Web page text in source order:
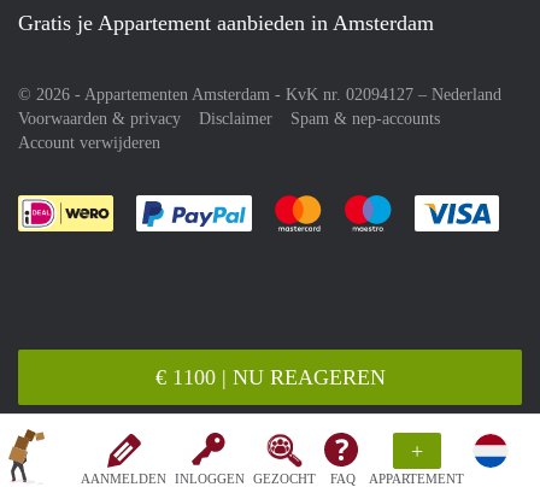
AANMELDEN INLOGGEN GEZOCHT FAQ
+
APPARTEMENT
€ 1100 | NU REAGEREN
Gratis je Appartement aanbieden in Amsterdam
© 2026 - Appartementen Amsterdam - KvK nr. 02094127 – Nederland
Voorwaarden & privacy
Disclaimer
Spam & nep-accounts
Account verwijderen
Je rekent gemakkelijk af met Paypal
Je rekent gemakkelijk af met
Je rekent